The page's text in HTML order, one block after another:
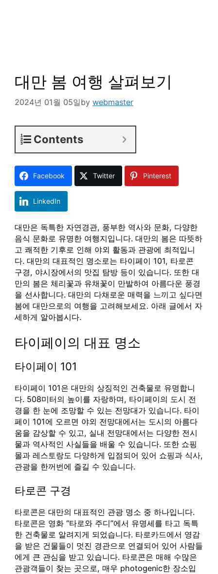
대만 봄 여행 살펴보기
2024년 01월 05일by webmaster
Contents
Facebook Twitter Pinterest
LinkedIn
대만은 독특한 자연경관, 풍부한 역사와 문화, 다양한
음식 문화로 유명한 여행지입니다. 대만의 봄은 따뜻하
고 쾌적한 기후로 인해 야외 활동과 관광에 최적입니
다. 대만의 대표적인 명소로는 타이페이 101, 타로콘
구경, 야시장에서의 맛집 탐방 등이 있습니다. 또한 대
만의 봄은 체리꽃과 유채꽃이 만발하여 아름다운 풍경
을 선사합니다. 대만의 다채로운 매력을 느끼고 싶다면
봄에 대만으로의 여행을 고려해보세요. 아래 글에서 자
세하게 알아봅시다.
타이페이의 대표 명소
타이페이 101
타이페이 101은 대만의 상징적인 건축물로 유명합니
다. 508미터의 높이를 자랑하며, 타이페이의 도시 전
경을 한 눈에 조망할 수 있는 전망대가 있습니다. 타이
페이 101에 오르면 야외 전망대에서는 도시의 아름다
움을 감상할 수 있고, 실내 전망대에서는 다양한 전시
물과 역사적인 사실들을 배울 수 있습니다. 또한 쇼핑
몰과 레스토랑도 다양하게 입점되어 있어 쇼핑과 식사,
관광을 한꺼번에 즐길 수 있습니다.
타로콘 구경
타로콘은 대만의 대표적인 관광 명소 중 하나입니다.
타로콘은 영화 “타로와 주디”에서 유명세를 타고 독특
한 건축물로 알려지게 되었습니다. 타로카드에서 영감
을 받은 건물들이 멋진 경관으로 연결되어 있어 사람들
에게 큰 관심을 받고 있습니다. 타로콘은 매해 수많은
관광객들이 찾는 곳으로, 매우 photogenic한 장소입